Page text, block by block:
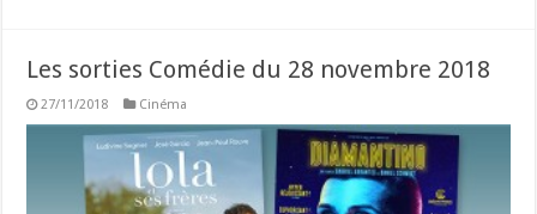
Les sorties Comédie du 28 novembre 2018
27/11/2018 Cinéma